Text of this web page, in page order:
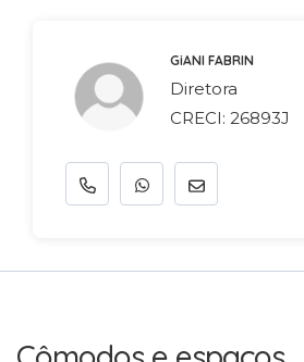
GiANI FABRIN
Diretora
CRECI: 26893J